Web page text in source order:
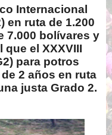
Internacional
en ruta de 1.200
7.000 bolívares y
que el XXXVIII
para potros
2 años en ruta
justa Grado 2.